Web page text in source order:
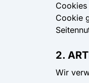
Cookie
2.
Wir